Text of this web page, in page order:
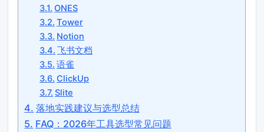
ONES
Tower
Notion
飞书文档
语雀
ClickUp
Slite
落地实践建议与选型总结
FAQ：2026年工具选型常见问题